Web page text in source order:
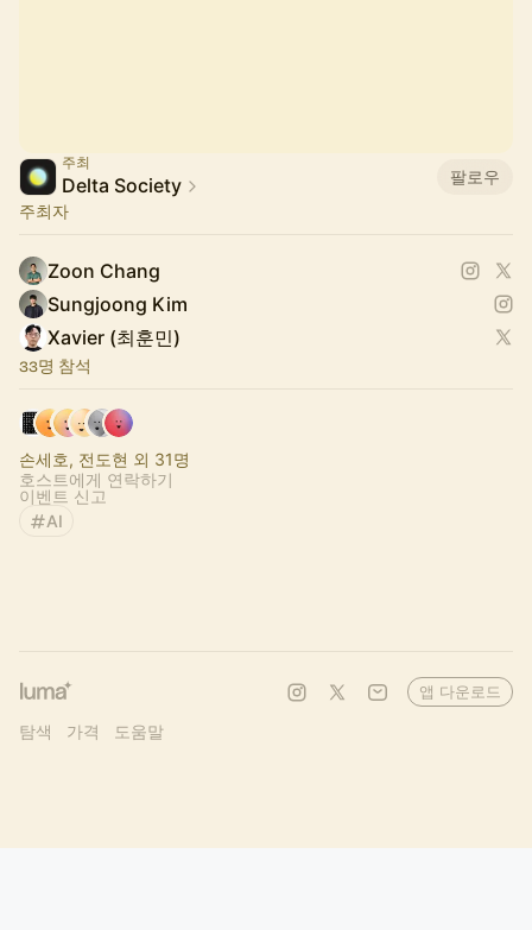
주최
Delta Society 팔로우
주최자
Zoon Chang
Sungjoong Kim
Xavier (최훈민)
33명 참석
손세호, 전도현 외 31명
호스트에게 연락하기
이벤트 신고
AI
탐색 가격 도움말
앱 다운로드